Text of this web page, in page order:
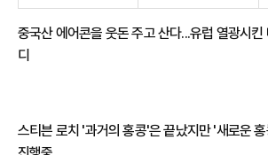
중국산 에어콘을 웃돈 주고 산다...유럽 열광시킨
디
스티븐 로치 '과거의 홍콩'은 끝났지만 '새로운